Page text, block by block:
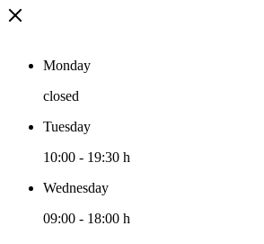
Monday
closed
Tuesday
10:00 - 19:30 h
Wednesday
09:00 - 18:00 h